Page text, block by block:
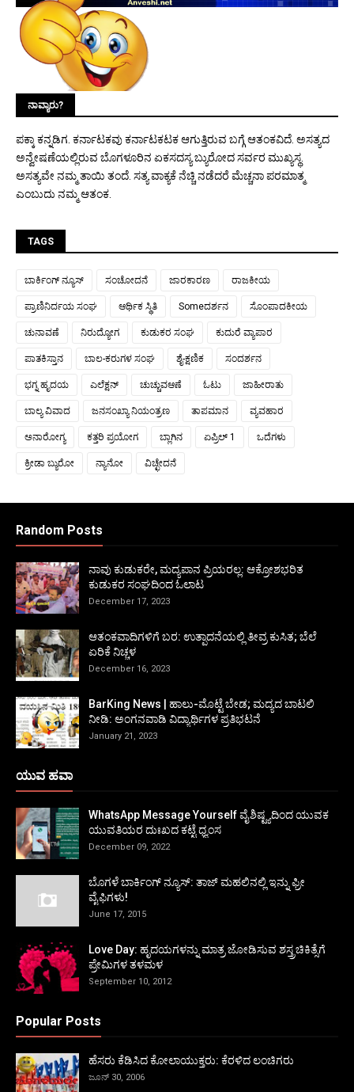
ನಾವ್ಯಾರು?
ಪಕ್ಕಾ ಕನ್ನಡಿಗ. ಕರ್ನಾಟಕವು ಕರ್ನಾಟಕಟಕ ಆಗುತ್ತಿರುವ ಬಗ್ಗೆ ಆತಂಕವಿದೆ. ಅಸತ್ಯದ
ಅನ್ವೇಷಣೆಯಲ್ಲಿರುವ ಬೊಗಳೂರಿನ ಏಕಸದಸ್ಯ ಬ್ಯುರೋದ ಸರ್ವರ ಮುಖ್ಯಸ್ಥ.
ಅಸತ್ಯವೇ ನಮ್ಮ ತಾಯಿ ತಂದೆ. ಸತ್ಯ ವಾಕ್ಯಕೆ ನೆಚ್ಚಿ ನಡೆದರೆ ಮೆಚ್ಚನಾ ಪರಮಾತ್ಮ
ಎಂಬುದು ನಮ್ಮ ಆತಂಕ.
TAGS
ಬಾರ್ಕಿಂಗ್ ನ್ಯೂಸ್ ಸಂಚೋದನೆ ಜಾರಕಾರಣ ರಾಜಕೀಯ
ಪ್ರಾಣಿನಿರ್ದಯ ಸಂಘ ಆರ್ಥಿಕ ಸ್ಥಿತಿ Someದರ್ಶನ ಸೊಂಪಾದಕೀಯ
ಚುನಾವಣೆ ನಿರುದ್ಯೋಗ ಕುಡುಕರ ಸಂಘ ಕುದುರೆ ವ್ಯಾಪಾರ
ಪಾತಕಿಸ್ತಾನ ಬಾಲ-ಕರುಗಳ ಸಂಘ ಶೈ-ಕ್ಷಣಿಕ ಸಂದರ್ಶನ
ಭಗ್ನ ಹೃದಯ ಎಲೆಕ್ಷನ್ ಚುಚ್ಚುವಆಣೆ ಓಟು ಜಾಹೀರಾತು
ಬಾಲ್ಯ ವಿವಾದ ಜನಸಂಖ್ಯಾ ನಿಯಂತ್ರಣ ತಾಪಮಾನ ವ್ಯವಹಾರ
ಅನಾರೋಗ್ಯ ಕತ್ತರಿ ಪ್ರಯೋಗ ಬ್ಲಾಗಿನ ಏಪ್ರಿಲ್ 1 ಒದೆಗಳು
ಕ್ರೀಡಾ ಬ್ಯುರೋ ನ್ಯಾನೋ ವಿಚ್ಛೇದನೆ
Random Posts
ನಾವು ಕುಡುಕರೇ, ಮದ್ಯಪಾನ ಪ್ರಿಯರಲ್ಲ: ಆಕ್ರೋಶಭರಿತ
ಕುಡುಕರ ಸಂಘದಿಂದ ಓಲಾಟ
December 17, 2023
ಆತಂಕವಾದಿಗಳಿಗೆ ಬರ: ಉತ್ಪಾದನೆಯಲ್ಲಿ ತೀವ್ರ ಕುಸಿತ; ಬೆಲೆ
ಏರಿಕೆ ನಿಚ್ಚಳ
December 16, 2023
BarKing News | ಹಾಲು-ಮೊಟ್ಟೆ ಬೇಡ; ಮದ್ಯದ ಬಾಟಲಿ
ನೀಡಿ: ಅಂಗನವಾಡಿ ವಿದ್ಯಾರ್ಥಿಗಳ ಪ್ರತಿಭಟನೆ
January 21, 2023
ಯುವ ಹವಾ
WhatsApp Message Yourself ವೈಶಿಷ್ಟ್ಯದಿಂದ ಯುವಕ
ಯುವತಿಯರ ದುಃಖದ ಕಟ್ಟೆ ಧ್ವಂಸ
December 09, 2022
ಬೊಗಳೆ ಬಾರ್ಕಿಂಗ್ ನ್ಯೂಸ್: ತಾಜ್ ಮಹಲಿನಲ್ಲಿ ಇನ್ನು ಫ್ರೀ
ವೈಫಿಗಳು!
June 17, 2015
Love Day: ಹೃದಯಗಳನ್ನು ಮಾತ್ರ ಜೋಡಿಸುವ ಶಸ್ತ್ರಚಿಕಿತ್ಸೆಗೆ
ಪ್ರೇಮಿಗಳ ತಳಮಳ
September 10, 2012
Popular Posts
ಹೆಸರು ಕೆಡಿಸಿದ ಕೋಲಾಯುಕ್ತರು: ಕೆರಳಿದ ಲಂಚಿಗರು
ಜೂನ್ 30, 2006